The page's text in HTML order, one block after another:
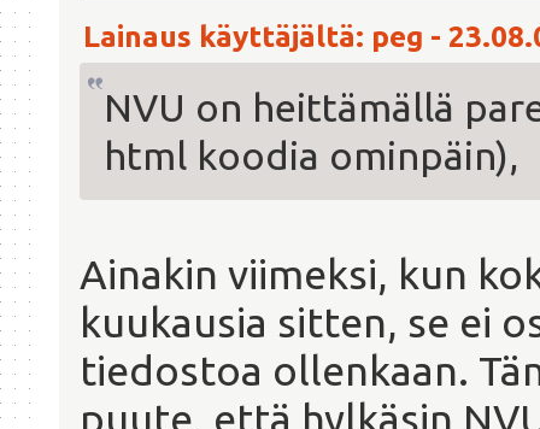
Lainaus käyttäjältä: peg -
NVU on heittämällä
html koodia ominpäin),
Ainakin viimeksi, kun
kuukausia sitten, se ei
tiedostoa ollenkaan.
puute, että hylkäsin